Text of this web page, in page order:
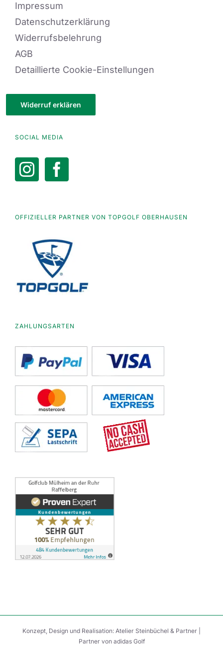
Impressum
Datenschutzerklärung
Widerrufsbelehrung
AGB
Detaillierte Cookie-Einstellungen
Widerruf erklären
SOCIAL MEDIA
OFFIZIELLER PARTNER VON TOPGOLF OBERHAUSEN
ZAHLUNGSARTEN
Konzept, Design und Realisation: Atelier Steinbüchel & Partner
Partner von adidas Golf